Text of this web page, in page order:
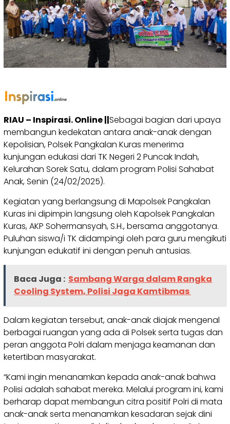
RIAU – Inspirasi. Online ||Sebagai bagian dari upaya
membangun kedekatan antara anak-anak dengan
Kepolisian, Polsek Pangkalan Kuras menerima
kunjungan edukasi dari TK Negeri 2 Puncak Indah,
Kelurahan Sorek Satu, dalam program Polisi Sahabat
Anak, Senin (24/02/2025).
Kegiatan yang berlangsung di Mapolsek Pangkalan
Kuras ini dipimpin langsung oleh Kapolsek Pangkalan
Kuras, AKP Sohermansyah, S.H., bersama anggotanya.
Puluhan siswa/i TK didampingi oleh para guru mengikuti
kunjungan edukatif ini dengan penuh antusias.
Baca Juga : Sambang Warga dalam Rangka
Cooling System, Polisi Jaga Kamtibmas
Dalam kegiatan tersebut, anak-anak diajak mengenal
berbagai ruangan yang ada di Polsek serta tugas dan
peran anggota Polri dalam menjaga keamanan dan
ketertiban masyarakat.
“Kami ingin menanamkan kepada anak-anak bahwa
Polisi adalah sahabat mereka. Melalui program ini, kami
berharap dapat membangun citra positif Polri di mata
anak-anak serta menanamkan kesadaran sejak dini